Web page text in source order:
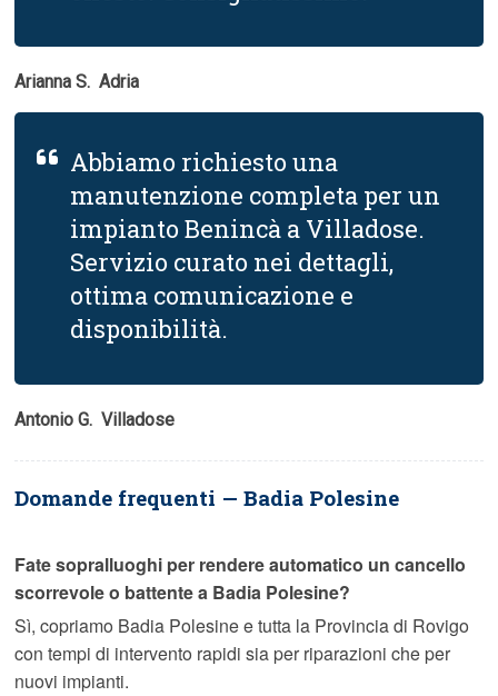
Arianna S.  Adria
Abbiamo richiesto una
manutenzione completa per un
impianto Benincà a Villadose.
Servizio curato nei dettagli,
ottima comunicazione e
disponibilità.
Antonio G.  Villadose
Domande frequenti — Badia Polesine
Fate sopralluoghi per rendere automatico un cancello
scorrevole o battente a Badia Polesine?
Sì, copriamo Badia Polesine e tutta la Provincia di Rovigo
con tempi di intervento rapidi sia per riparazioni che per
nuovi impianti.